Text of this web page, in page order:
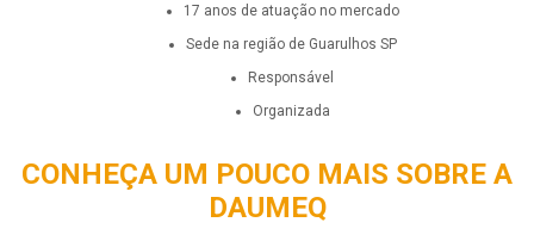
17 anos de atuação no mercado
sede na região de Guarulhos SP
responsável
organizada
CONHEÇA UM POUCO MAIS SOBRE A
DAUMEQ